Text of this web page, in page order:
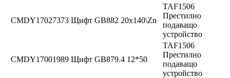
CMDY17027373 Щифт GB882 20x140\Zn
TAF1506
Престилно
подаващо
устройство
CMDY17001989 Щифт GB879.4 12*50
TAF1506
Престилно
подаващо
устройство